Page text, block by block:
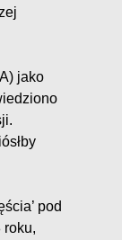
jako
pod
roku,